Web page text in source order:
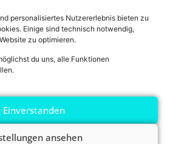
personalisiertes Nutzererlebnis bieten zu
Einige sind technisch notwendig,
zu optimieren.
du uns, alle Funktionen
Einverstanden
ansehen